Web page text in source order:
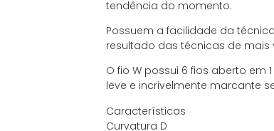
2x deR$19,39sem juros
tendência do momento.
Possuem a facilidade da
resultado das técnicas de mais
O fio W possui 6 fios aberto
leve e incrivelmente marcante
Características
Curvatura D